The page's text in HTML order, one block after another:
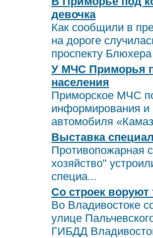
девочка
Как сообщили в
на дороге
проспекту Блюхера
У МЧС Приморья
населения
Приморское МЧС
информирования и
автомобиля
Выставка
Противопожарная
хозяйство"
специа...
Со строек воруют
Во Владивостоке
улице
ГИБДД